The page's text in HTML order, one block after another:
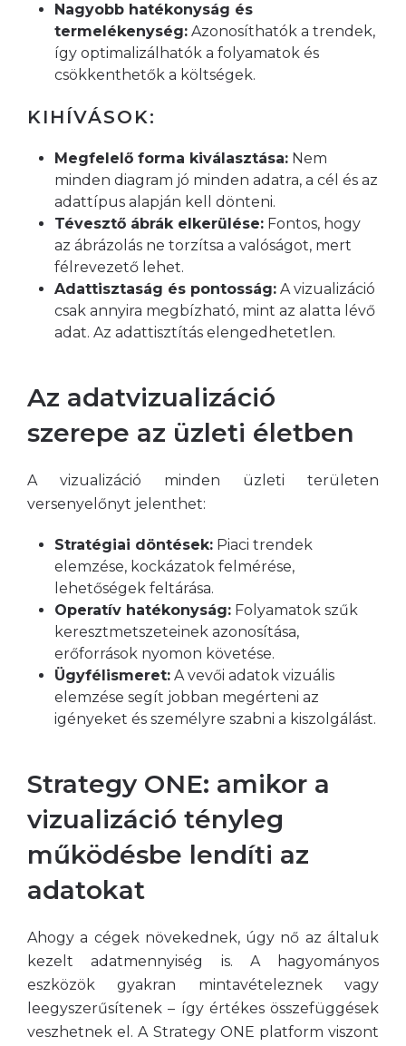
Nagyobb hatékonyság és
termelékenység: Azonosíthatók a trendek,
így optimalizálhatók a folyamatok és
csökkenthetők a költségek.
KIHÍVÁSOK:
Megfelelő forma kiválasztása: Nem
minden diagram jó minden adatra, a cél és az
adattípus alapján kell dönteni.
Tévesztő ábrák elkerülése: Fontos, hogy
az ábrázolás ne torzítsa a valóságot, mert
félrevezető lehet.
Adattisztaság és pontosság: A vizualizáció
csak annyira megbízható, mint az alatta lévő
adat. Az adattisztítás elengedhetetlen.
Az adatvizualizáció
szerepe az üzleti életben
A vizualizáció minden üzleti területen
versenyelőnyt jelenthet:
Stratégiai döntések: Piaci trendek
elemzése, kockázatok felmérése,
lehetőségek feltárása.
Operatív hatékonyság: Folyamatok szűk
keresztmetszeteinek azonosítása,
erőforrások nyomon követése.
Ügyfélismeret: A vevői adatok vizuális
elemzése segít jobban megérteni az
igényeket és személyre szabni a kiszolgálást.
Strategy ONE: amikor a
vizualizáció tényleg
működésbe lendíti az
adatokat
Ahogy a cégek növekednek, úgy nő az általuk
kezelt adatmennyiség is. A hagyományos
eszközök gyakran mintavételeznek vagy
leegyszerűsítenek – így értékes összefüggések
veszhetnek el. A Strategy ONE platform viszont